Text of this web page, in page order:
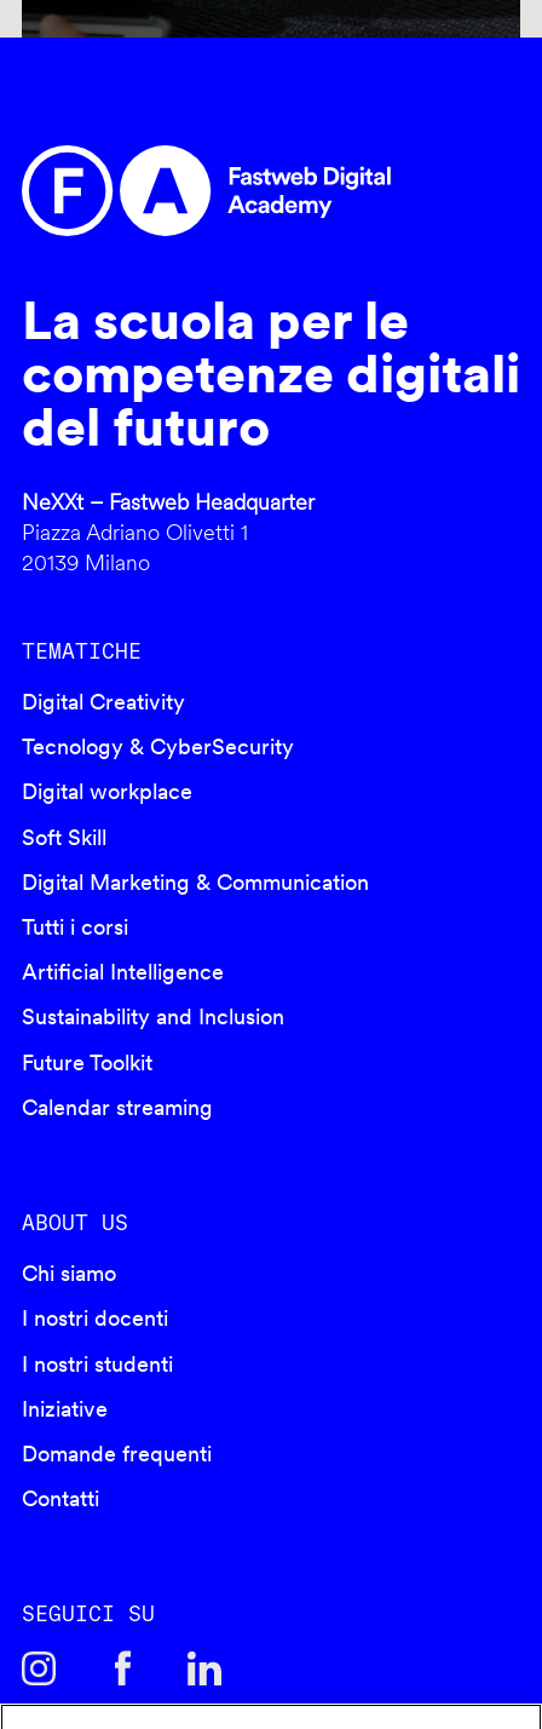
La scuola per le
competenze digitali
del futuro
NeXXt – Fastweb Headquarter
Piazza Adriano Olivetti 1
20139 Milano
TEMATICHE
Digital Creativity
Tecnology & CyberSecurity
Digital workplace
Soft Skill
Digital Marketing & Communication
Tutti i corsi
Artificial Intelligence
Sustainability and Inclusion
Future Toolkit
Calendar streaming
ABOUT US
Chi siamo
I nostri docenti
I nostri studenti
Iniziative
Domande frequenti
Contatti
SEGUICI SU